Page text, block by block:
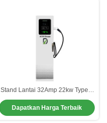
Stand Lantai 32Amp 22kw Type 2
Car Charger Wall Charger Untuk
Mobil Listrik
Dapatkan Harga Terbaik